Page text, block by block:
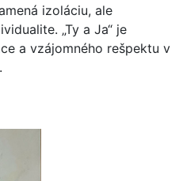
izoláciu, ale
„Ty a Ja“ je
a vzájomného rešpektu v